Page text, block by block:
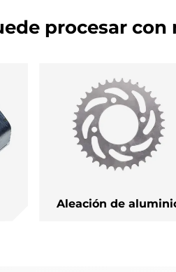
procesar
Aleación de